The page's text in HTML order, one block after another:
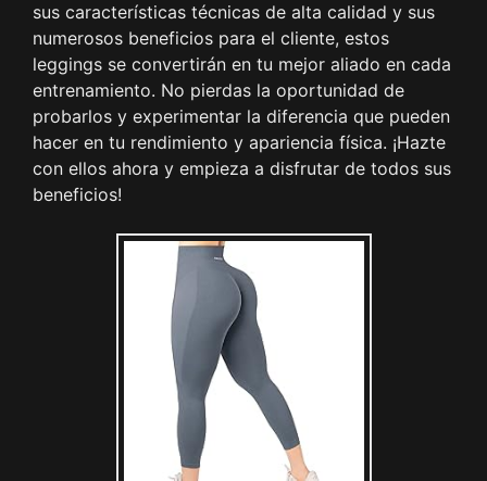
sus características técnicas de alta calidad y sus
numerosos beneficios para el cliente, estos
leggings se convertirán en tu mejor aliado en cada
entrenamiento. No pierdas la oportunidad de
probarlos y experimentar la diferencia que pueden
hacer en tu rendimiento y apariencia física. ¡Hazte
con ellos ahora y empieza a disfrutar de todos sus
beneficios!